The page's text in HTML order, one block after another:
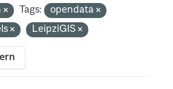
Tags:
opendata
LeipziGIS